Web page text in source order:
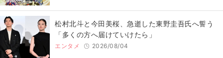
松村北斗と今田美桜、急逝した東野圭吾氏へ誓う
「多くの方へ届けていけたら」
エンタメ 2026/08/04